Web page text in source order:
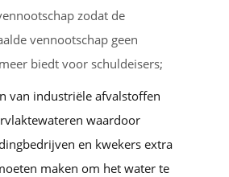
zodat de
vennootschap geen
biedt voor schuldeisers;
van industriële afvalstoffen
waardoor
en kwekers extra
maken om het water te